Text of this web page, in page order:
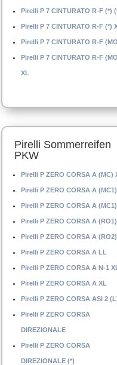
Pirelli P 7 CINTURATO R-F (*)
Pirelli P 7 CINTURATO R-F (*)
Pirelli P 7 CINTURATO R-F
Pirelli P 7 CINTURATO R-F
XL
Pirelli Sommerreifen
PKW
Pirelli P ZERO CORSA A (MC)
Pirelli P ZERO CORSA A (MC1)
Pirelli P ZERO CORSA A
Pirelli P ZERO CORSA A
Pirelli P ZERO CORSA A
Pirelli P ZERO CORSA A LL
Pirelli P ZERO CORSA A N-1
Pirelli P ZERO CORSA A XL
Pirelli P ZERO CORSA ASI 2
Pirelli P ZERO CORSA
DIREZIONALE
Pirelli P ZERO CORSA
DIREZIONALE (*)